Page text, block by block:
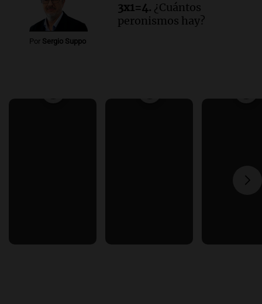
Por Sergio Suppo
3x1=4. ¿Cuántos
peronismos hay?